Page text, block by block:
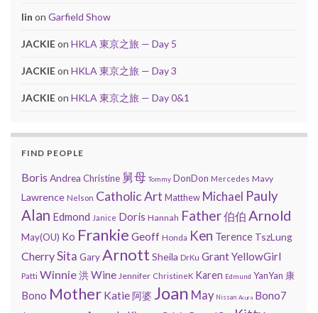
lin on Garfield Show
JACKIEon HKLA 東京之旅 — Day 5
JACKIEon HKLA 東京之旅 — Day 3
JACKIEon HKLA 東京之旅 — Day 0&1
FIND PEOPLE
Boris Andrea Christine 舅母 Tommy DonDon Mercedes Mavy
Lawrence Nelson Catholic Art Matthew Michael Pauly
Alan Edmond Janice Doris Hannah Father伯伯 Arnold
May(OU) Ko Frankie Geoff Honda Ken Terence TszLung
CherrySita GaryArnott Sheila DrKu GrantYellowGirl
Patti Winnie洪Wine Jennifer ChristineK Karen Edmund YanYan 康
Bono Mother Katie阿婆Joan May Nissan Acura Bono7